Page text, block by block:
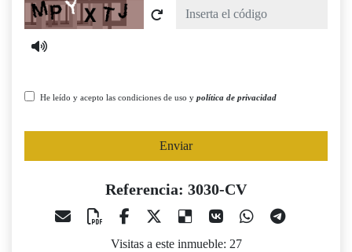
Captcha
He leído y acepto las condiciones de uso y política de privacidad
Enviar
Referencia: 3030-CV
Visitas a este inmueble: 27